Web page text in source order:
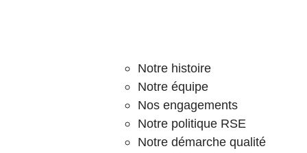
Notre histoire
Notre équipe
Nos engagements
Notre politique RSE
Notre démarche qualité